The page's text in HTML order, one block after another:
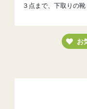
３点まで、下取りの
お